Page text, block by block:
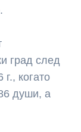
град след
когато
души, а